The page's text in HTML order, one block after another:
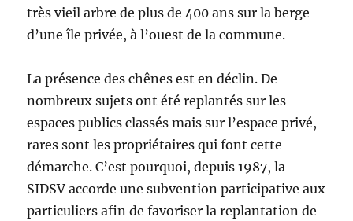
très vieil arbre de plus de 400 ans sur la berge
d’une île privée, à l’ouest de la commune.
La présence des chênes est en déclin. De
nombreux sujets ont été replantés sur les
espaces publics classés mais sur l’espace privé,
rares sont les propriétaires qui font cette
démarche. C’est pourquoi, depuis 1987, la
SIDSV accorde une subvention participative aux
particuliers afin de favoriser la replantation de